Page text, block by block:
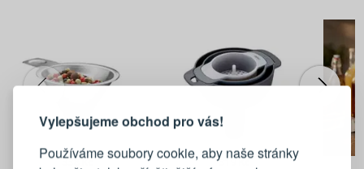
Vylepšujeme obchod pro vás!
Používáme soubory cookie, aby naše stránky
338 Kč 319 Kč
PŘIHLÁŠENÍ REGISTRACE
Přihlaste se ke svému účtu